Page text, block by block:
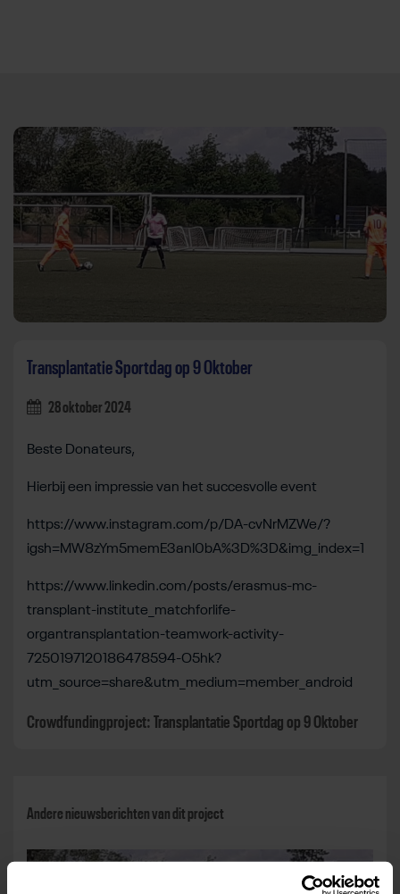
Direct door naar content
Transplantatie Sportdag op 9 Oktober
28 oktober 2024
Beste Donateurs,
Hierbij een impressie van het succesvolle event
https://www.instagram.com/p/DA-cvNrMZWe/?
igsh=MW8zYm5memE3anI0bA%3D%3D&img_index=1
https://www.linkedin.com/posts/erasmus-mc-
transplant-institute_matchforlife-
organtransplantation-teamwork-activity-
7250197120186478594-O5hk?
utm_source=share&utm_medium=member_android
Crowdfundingproject: Transplantatie Sportdag op 9 Oktober
Andere nieuwsberichten van dit project